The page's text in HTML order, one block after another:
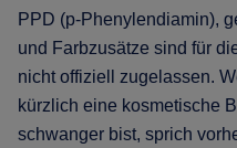
PPD (p-Phenylendiamin),
und Farbzusätze sind für
nicht offiziell zugelassen.
kürzlich eine kosmetische
schwanger bist, sprich